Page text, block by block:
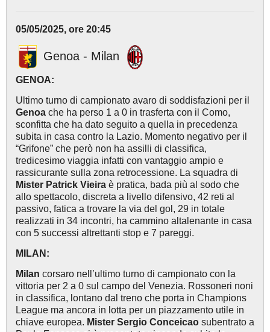
05/05/2025, ore 20:45
Genoa - Milan
GENOA:
Ultimo turno di campionato avaro di soddisfazioni per il
Genoa che ha perso 1 a 0 in trasferta con il Como,
sconfitta che ha dato seguito a quella in precedenza
subita in casa contro la Lazio. Momento negativo per il
“Grifone” che però non ha assilli di classifica,
tredicesimo viaggia infatti con vantaggio ampio e
rassicurante sulla zona retrocessione. La squadra di
Mister Patrick Vieira è pratica, bada più al sodo che
allo spettacolo, discreta a livello difensivo, 42 reti al
passivo, fatica a trovare la via del gol, 29 in totale
realizzati in 34 incontri, ha cammino altalenante in casa
con 5 successi altrettanti stop e 7 pareggi.
MILAN:
Milan corsaro nell’ultimo turno di campionato con la
vittoria per 2 a 0 sul campo del Venezia. Rossoneri noni
in classifica, lontano dal treno che porta in Champions
League ma ancora in lotta per un piazzamento utile in
chiave europea. Mister Sergio Conceicao subentrato a